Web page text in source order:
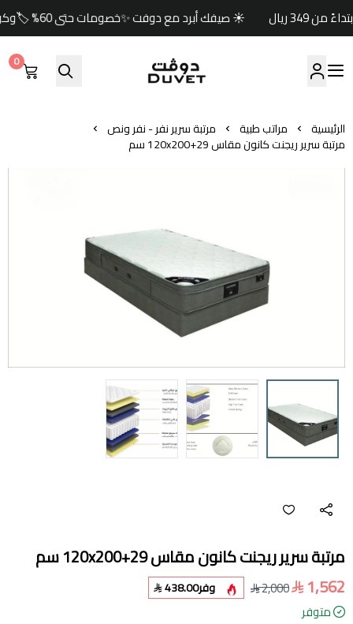
☀️ صيفك أبرد مع دوفت ✨خصومات حتى 60% 🏷️وكود خصم إضافي (صيف) 🎁🚚 شحن مجاني للطلبات ابتداءً من 349 ريال
مفارش دوفت | DUVET
0
الرئيسية مراتب طبية مرتبة سرير نفر - نفر ونص
مرتبة سرير ريجنت كانون مقاس 120x200+29 سم
مرتبة سرير ريجنت كانون مقاس 120x200+29 سم
1,562
2,000 وفر438.00
متوفر